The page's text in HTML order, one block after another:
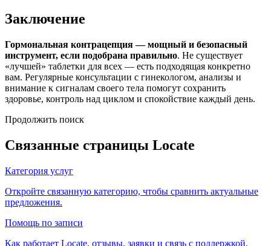
Заключение
Гормональная контрацепция — мощный и безопасный
инструмент, если подобрана правильно. Не существует
«лучшей» таблетки для всех — есть подходящая конкретно
вам. Регулярные консультации с гинекологом, анализы и
внимание к сигналам своего тела помогут сохранить
здоровье, контроль над циклом и спокойствие каждый день.
Продолжить поиск
Связанные страницы Locate
Категория услуг
Откройте связанную категорию, чтобы сравнить актуальные
предложения.
Помощь по записи
Как работает Locate, отзывы, заявки и связь с поддержкой.